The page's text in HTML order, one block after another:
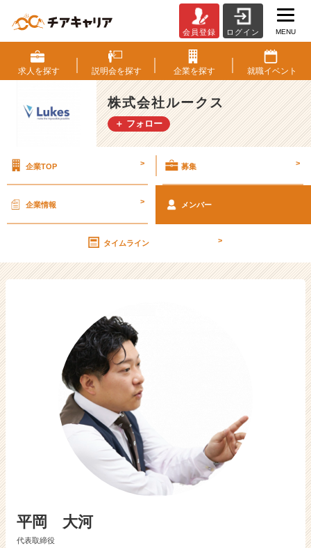
ン
チ
ャ
ー・
成
長
ら
ウ
ト
活
サ
イ
ト
チ
キ
ャ
リ
ア
（C
e
会員登録 ログイン MENU
求人を探す 説明会を探す 企業を探す 就職イベント
株式会社ルークス
＋ フォロー
企業TOP > 募集 >
企業情報 > メンバー
タイムライン >
平岡 大河
代表取締役